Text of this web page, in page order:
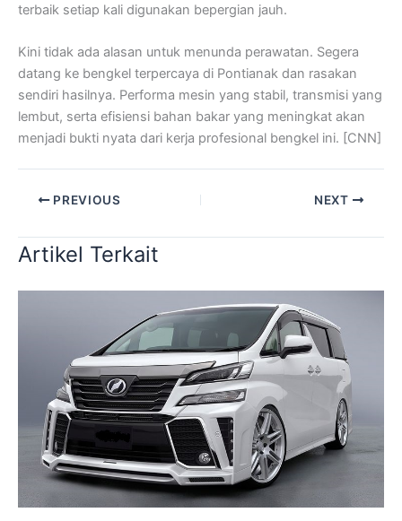
terbaik setiap kali digunakan bepergian jauh.
Kini tidak ada alasan untuk menunda perawatan. Segera
datang ke bengkel terpercaya di Pontianak dan rasakan
sendiri hasilnya. Performa mesin yang stabil, transmisi yang
lembut, serta efisiensi bahan bakar yang meningkat akan
menjadi bukti nyata dari kerja profesional bengkel ini. [CNN]
PREVIOUS NEXT
Artikel Terkait